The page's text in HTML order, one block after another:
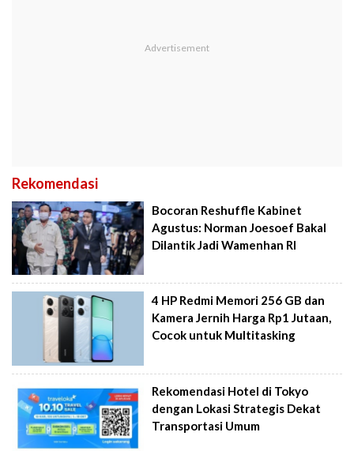
Rekomendasi
Bocoran Reshuffle Kabinet
Agustus: Norman Joesoef Bakal
Dilantik Jadi Wamenhan RI
4 HP Redmi Memori 256 GB dan
Kamera Jernih Harga Rp1 Jutaan,
Cocok untuk Multitasking
Rekomendasi Hotel di Tokyo
dengan Lokasi Strategis Dekat
Transportasi Umum